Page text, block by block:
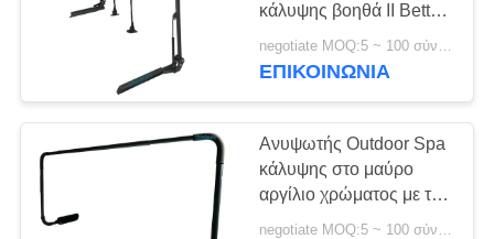
PRIVACY
POLICY
Παγωμένη
μπανιέρα.
4
κάλυψης βοηθά ΙΙ Better
Fit In-ground Spa
ΕΠΙΚΟΙΝΩΝΊΑ
Ανυψωτής Outdoor Spa
κάλυψης στο μαύρο
αργίλιο χρώματος με το
επίστρωμα σκονών
negotiate MOQ:5 ~ 100 σύνολο